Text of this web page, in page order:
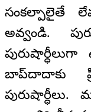
సంకల్పాలైతే
అవ్వండి.
బాప్‍దాదాకు